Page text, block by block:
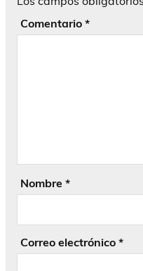
Comentario *
Nombre *
Correo electrónico *